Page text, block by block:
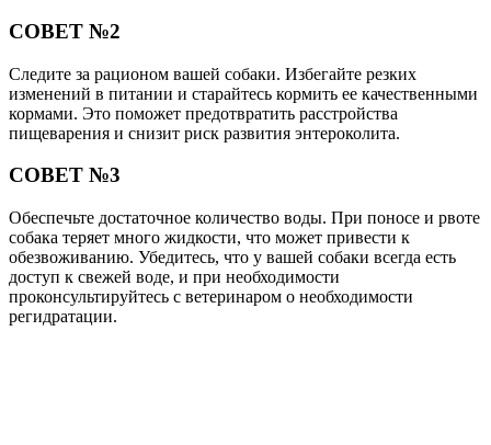
СОВЕТ №2
Следите за рационом вашей собаки. Избегайте резких
изменений в питании и старайтесь кормить ее качественными
кормами. Это поможет предотвратить расстройства
пищеварения и снизит риск развития энтероколита.
СОВЕТ №3
Обеспечьте достаточное количество воды. При поносе и рвоте
собака теряет много жидкости, что может привести к
обезвоживанию. Убедитесь, что у вашей собаки всегда есть
доступ к свежей воде, и при необходимости
проконсультируйтесь с ветеринаром о необходимости
регидратации.